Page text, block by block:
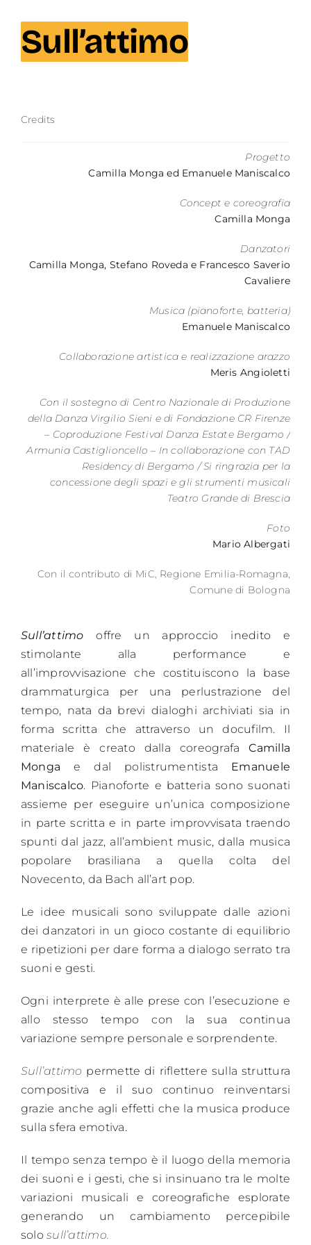
Sull’attimo
Credits
Progetto
Camilla Monga ed Emanuele Maniscalco
Concept e coreografia
Camilla Monga
Danzatori
Camilla Monga, Stefano Roveda e Francesco Saverio
Cavaliere
Musica (pianoforte, batteria)
Emanuele Maniscalco
Collaborazione artistica e realizzazione arazzo
Meris Angioletti
Con il sostegno di Centro Nazionale di Produzione
della Danza Virgilio Sieni e di Fondazione CR Firenze
– Coproduzione Festival Danza Estate Bergamo /
Armunia Castiglioncello – In collaborazione con TAD
Residency di Bergamo / Si ringrazia per la
concessione degli spazi e gli strumenti musicali
Teatro Grande di Brescia
Foto
Mario Albergati
Con il contributo di MiC, Regione Emilia-Romagna,
Comune di Bologna
Sull’attimo offre un approccio inedito e
stimolante alla performance e
all’improvvisazione che costituiscono la base
drammaturgica per una perlustrazione del
tempo, nata da brevi dialoghi archiviati sia in
forma scritta che attraverso un docufilm. Il
materiale è creato dalla coreografaCamilla
Monga e dal polistrumentista Emanuele
Maniscalco. Pianoforte e batteria sono suonati
assieme per eseguire un’unica composizione
in parte scritta e in parte improvvisata traendo
spunti dal jazz, all’ambient music, dalla musica
popolare brasiliana a quella colta del
Novecento, da Bach all’art pop.
Le idee musicali sono sviluppate dalle azioni
dei danzatori in un gioco costante di equilibrio
e ripetizioni per dare forma a dialogo serrato tra
suoni e gesti.
Ogni interprete è alle prese con l’esecuzione e
allo stesso tempo con la sua continua
variazione sempre personale e sorprendente.
Sull’attimo permette di riflettere sulla struttura
compositiva e il suo continuo reinventarsi
grazie anche agli effetti che la musica produce
sulla sfera emotiva.
Il tempo senza tempo è il luogo della memoria
dei suoni e i gesti, che si insinuano tra le molte
variazioni musicali e coreografiche esplorate
generando un cambiamento percepibile
solosull’attimo.